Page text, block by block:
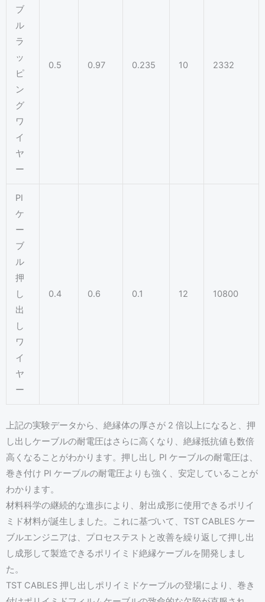
ブ
ル
ラ
ッ
ピ
ン
グ
ワ
イ
ヤ
ー
0.5 0.97 0.235 10 2332
PI
ケ
ー
ブ
ル
押
し
出
し
ワ
イ
ヤ
ー
0.4 0.6 0.1 12 10800
上記の実験データから、絶縁体の厚さが 2 倍以上になると、押
し出しケーブルの耐電圧はさらに高くなり、絶縁抵抗値も数倍
高くなることがわかります。押し出し PI ケーブルの耐電圧は、
巻き付け PI ケーブルの耐電圧よりも強く、安定していることが
わかります。
材料科学の継続的な進歩により、射出成形に使用できるポリイ
ミド材料が誕生しました。これに基づいて、TST CABLES ケー
ブルエンジニアは、プロセステストと改善を繰り返して押し出
し成形して製造できるポリイミド絶縁ケーブルを開発しまし
た。
TST CABLES 押し出しポリイミドケーブルの登場により、巻き